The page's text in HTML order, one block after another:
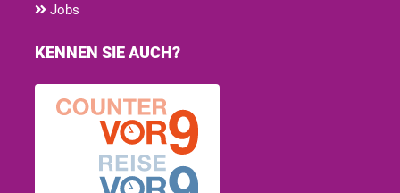
Jobs
KENNEN SIE AUCH?